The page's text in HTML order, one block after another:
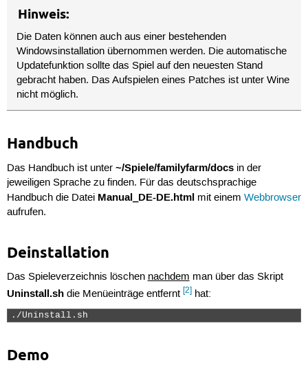
Hinweis:
Die Daten können auch aus einer bestehenden
Windowsinstallation übernommen werden. Die automatische
Updatefunktion sollte das Spiel auf den neuesten Stand
gebracht haben. Das Aufspielen eines Patches ist unter Wine
nicht möglich.
Handbuch
Das Handbuch ist unter ~/Spiele/familyfarm/docsin der
jeweiligen Sprache zu finden. Für das deutschsprachige
Handbuch die Datei Manual_DE-DE.htmlmit einem Webbrowser
aufrufen.
Deinstallation
Das Spieleverzeichnis löschen nachdem man über das Skript
Uninstall.shdie Menüeinträge entfernt [2]hat:
./Uninstall.sh
Demo